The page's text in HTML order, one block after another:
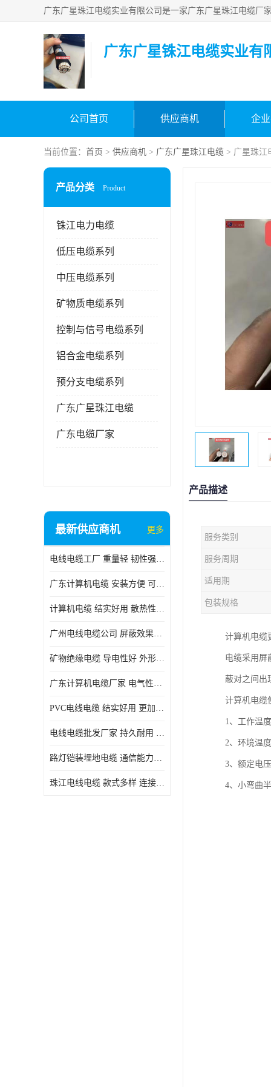
广东广星铢江电缆实业有
公司首页 供应商机 企
当前位置： 首页 > 供应商机 > 广东广星珠江电缆 > 广星珠江
产品分类 Product
铢江电力电缆
低压电缆系列
中压电缆系列
矿物质电缆系列
控制与信号电缆系列
铝合金电缆系列
预分支电缆系列
广东广星珠江电缆
广东电缆厂家
最新供应商机 更多
电线电缆工厂 重量轻 韧性强 体积小 连接简单
广东计算机电缆 安装方便 可随意弯曲折叠
计算机电缆 结实好用 散热性良好
广州电线电缆公司 屏蔽效果良好 拆卸安装方便
矿物绝缘电缆 导电性好 外形美观大方
广东计算机电缆厂家 电气性能稳定 外形美观大方
PVC电线电缆 结实好用 更加省时省力
电线电缆批发厂家 持久耐用 铜芯含量高
路灯铠装埋地电缆 通信能力强 受外界干扰小
珠江电线电缆 款式多样 连接可靠安全
产品描述
服务类别
服务周期
适用期
包装规格
计算机电缆
电缆采用屏
蔽对之间出
计算机电缆
1、工作温
2、环境温
3、额定电压
4、小弯曲